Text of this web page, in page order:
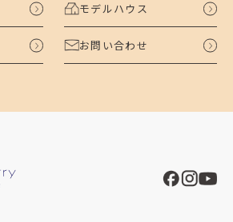
モデルハウス
お問い合わせ